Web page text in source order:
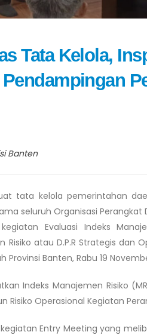
Tata Kelola,
Banten
tata kelola pemerintahan
seluruh Organisasi
Evaluasi Indeks
Risiko atau D.P.R Strategis
Banten, Rabu 19
Indeks Manajemen Risiko
Risiko Operasional Kegiatan
Entry Meeting yang